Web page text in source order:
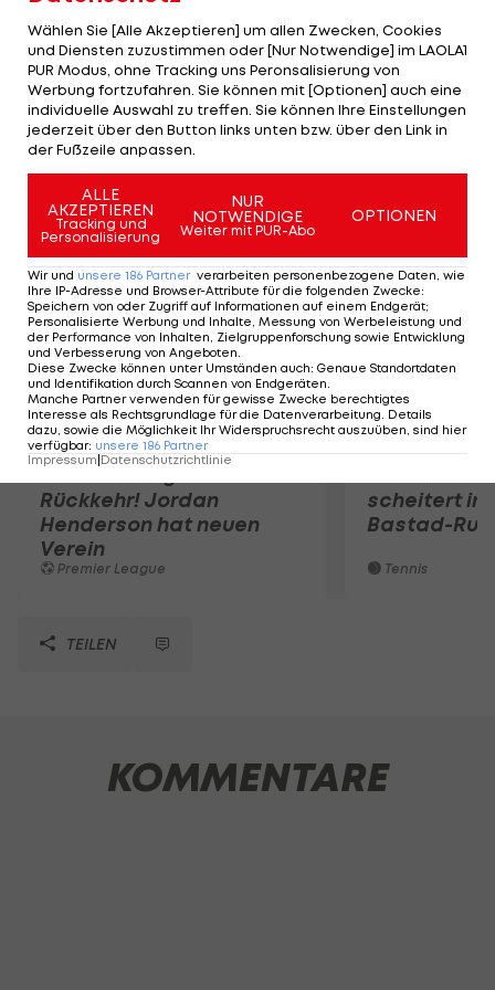
Uhr) gegen Scheich-Klub Malaga den zwölften
Liga-Sieg in Folge einfahren. Ebenfalls am
Sonntag (18 Uhr) kommt es bei Bilbao gegen
Valencia zum Duell der Europa-League-
Teilnehmer.
Mehr zum Thema
Rückkehr! Jordan
Henderson hat neuen
Verein
Premier League
scheitert in
Bastad-
Tennis
TEILEN
KOMMENTARE
Wählen Sie [Alle Akzeptieren] um allen Zwecken, Cookies
und Diensten zuzustimmen oder [Nur Notwendige] im LAOLA1
PUR Modus, ohne Tracking uns Peronsalisierung von
Werbung fortzufahren. Sie können mit [Optionen] auch eine
individuelle Auswahl zu treffen. Sie können Ihre Einstellungen
jederzeit über den Button links unten bzw. über den Link in
der Fußzeile anpassen.
ALLE
AKZEPTIEREN
Tracking und
Personalisierung
NUR
NOTWENDIGE
Weiter mit PUR-Abo
OPTIONEN
Wir und unsere 186 Partner verarbeiten personenbezogene Daten, wie
Ihre IP-Adresse und Browser-Attribute für die folgenden Zwecke:
Speichern von oder Zugriff auf Informationen auf einem Endgerät;
Personalisierte Werbung und Inhalte, Messung von Werbeleistung und
der Performance von Inhalten, Zielgruppenforschung sowie Entwicklung
und Verbesserung von Angeboten.
Diese Zwecke können unter Umständen auch: Genaue Standortdaten
und Identifikation durch Scannen von Endgeräten.
Manche Partner verwenden für gewisse Zwecke berechtigtes
Interesse als Rechtsgrundlage für die Datenverarbeitung. Details
dazu, sowie die Möglichkeit Ihr Widerspruchsrecht auszuüben, sind hier
verfügbar: unsere 186 Partner
Impressum Datenschutzrichtlinie